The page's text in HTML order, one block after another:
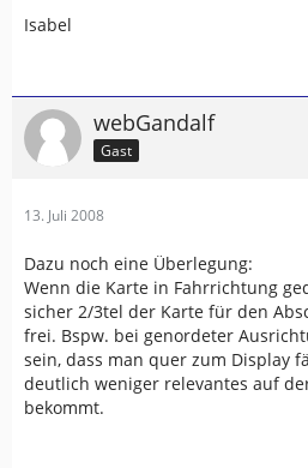
Isabel
webGandalf
Gast
13. Juli 2008
Dazu noch eine Überlegung:
Wenn die Karte in Fahrrichtung
sicher 2/3tel der Karte für den
frei. Bspw. bei genordeter
sein, dass man quer zum Display
deutlich weniger relevantes auf
bekommt.